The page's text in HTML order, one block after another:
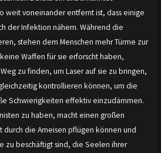
weit voneinander entfernt ist, dass einige
der Infektion nähern. Während die
stehen dem Menschen mehr Türme zur
Waffen für sie erforscht haben,
zu finden, um Laser auf sie zu bringen,
kontrollieren können, um die
Schwierigkeiten effektiv einzudämmen.
zu haben, macht einen großen
durch die Ameisen pflügen können und
zu beschäftigt sind, die Seelen ihrer